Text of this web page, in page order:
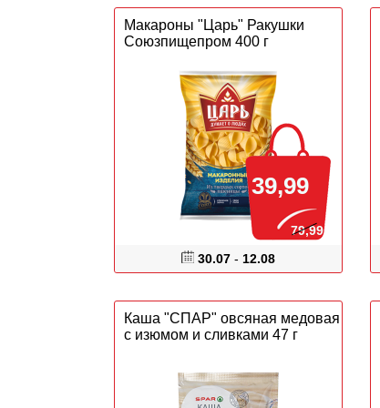
Макароны "Царь" Ракушки
Союзпищепром 400 г
30.07 - 12.08
39,99
79,99
Каша "СПАР" овсяная медовая
с изюмом и сливками 47 г